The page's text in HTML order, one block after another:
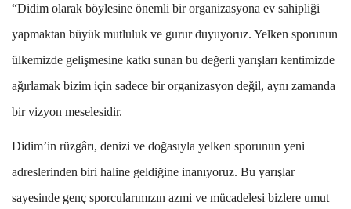
“Didim olarak böylesine önemli bir organizasyona ev sahipliği
yapmaktan büyük mutluluk ve gurur duyuyoruz. Yelken sporunun
ülkemizde gelişmesine katkı sunan bu değerli yarışları kentimizde
ağırlamak bizim için sadece bir organizasyon değil, aynı zamanda
bir vizyon meselesidir.
Didim’in rüzgârı, denizi ve doğasıyla yelken sporunun yeni
adreslerinden biri haline geldiğine inanıyoruz. Bu yarışlar
sayesinde genç sporcularımızın azmi ve mücadelesi bizlere umut